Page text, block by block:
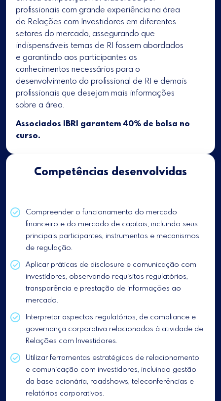
profissionais com grande experiência na área
de Relações com Investidores em diferentes
setores do mercado, assegurando que
indispensáveis temas de RI fossem abordados
e garantindo aos participantes os
conhecimentos necessários para o
desenvolvimento do profissional de RI e demais
profissionais que desejam mais informações
sobre a área.
Associados IBRI garantem 40% de bolsa no
curso.
Competências desenvolvidas
Compreender o funcionamento do mercado
financeiro e do mercado de capitais, incluindo seus
principais participantes, instrumentos e mecanismos
de regulação.
Aplicar práticas de disclosure e comunicação com
investidores, observando requisitos regulatórios,
transparência e prestação de informações ao
mercado.
Interpretar aspectos regulatórios, de compliance e
governança corporativa relacionados à atividade de
Relações com Investidores.
Utilizar ferramentas estratégicas de relacionamento
e comunicação com investidores, incluindo gestão
da base acionária, roadshows, teleconferências e
relatórios corporativos.